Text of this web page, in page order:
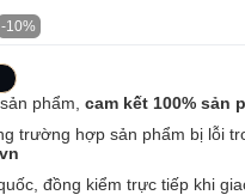
-10%
phẩm, cam kết 100% sản
trường hợp sản phẩm bị lỗi
đồng kiểm trực tiếp khi